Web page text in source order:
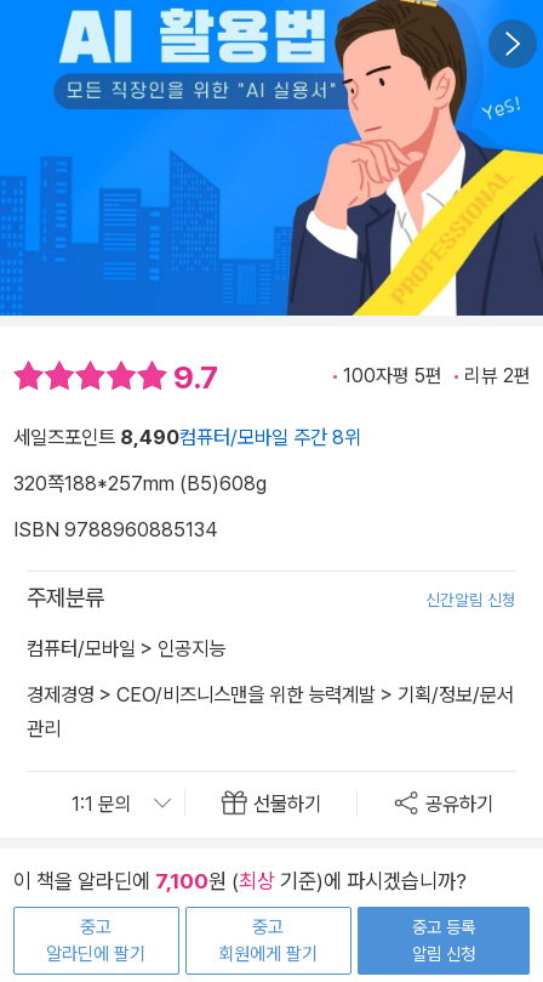
9.7 100자평 5편 리뷰 2편
세일즈포인트 8,490컴퓨터/모바일 주간 8위
320쪽188*257mm (B5)608g
ISBN 9788960885134
주제분류 신간알림 신청
컴퓨터/모바일 > 인공지능
경제경영 > CEO/비즈니스맨을 위한 능력계발 > 기획/정보/문서
관리
선물하기 공유하기
이 책을 알라딘에 7,100원 (최상 기준)에 파시겠습니까?
중고
알라딘에 팔기
중고
회원에게 팔기
중고 등록
알림 신청